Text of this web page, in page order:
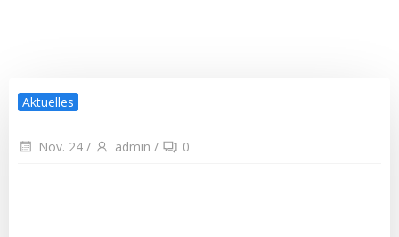
Aktuelles
Nov. 24 / admin / 0